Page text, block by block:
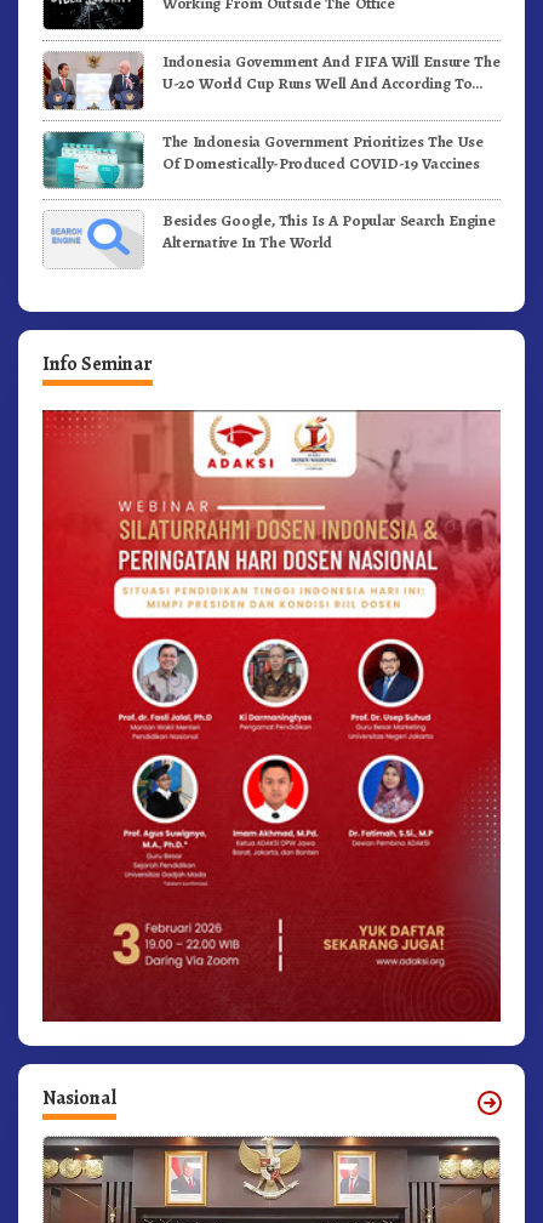
Indonesia Government And FIFA Will Ensure The
U-20 World Cup Runs Well And According To
The Indonesia Government Prioritizes The Use
Of Domestically-Produced COVID-19 Vaccines
Besides Google, This Is A Popular Search Engine
Alternative In The World
Info Seminar
Nasional